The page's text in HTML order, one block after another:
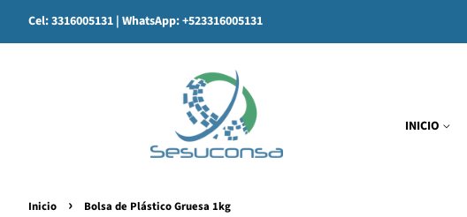
Cel: 3316005131 | WhatsApp: +523316005131
INICIO
Inicio › Bolsa de Plástico Gruesa 1kg